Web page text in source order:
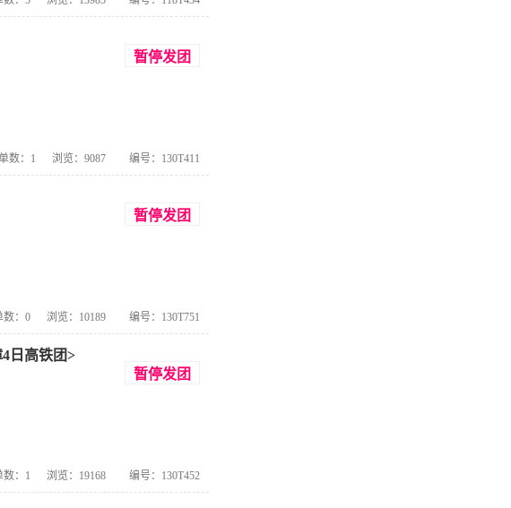
数： 1 浏览： 9087 编号：130T411
暂停发团
： 0 浏览： 10189 编号：130T751
暂停发团
日高铁团>
： 1 浏览： 19168 编号：130T452
暂停发团